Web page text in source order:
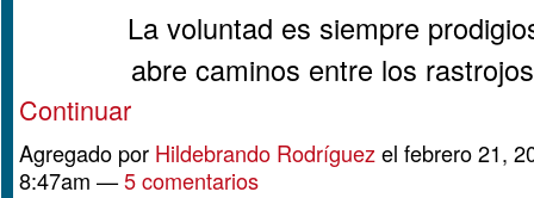
La voluntad es siempre
abre caminos entre los
Continuar
Agregado por Hildebrando Rodríguezel febrero 21,
8:47am —5 comentarios